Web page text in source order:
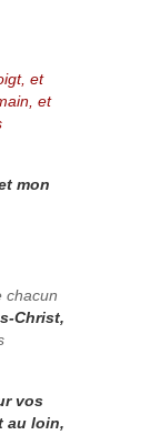
et
et
mon
chacun
Christ,
vos
au loin,